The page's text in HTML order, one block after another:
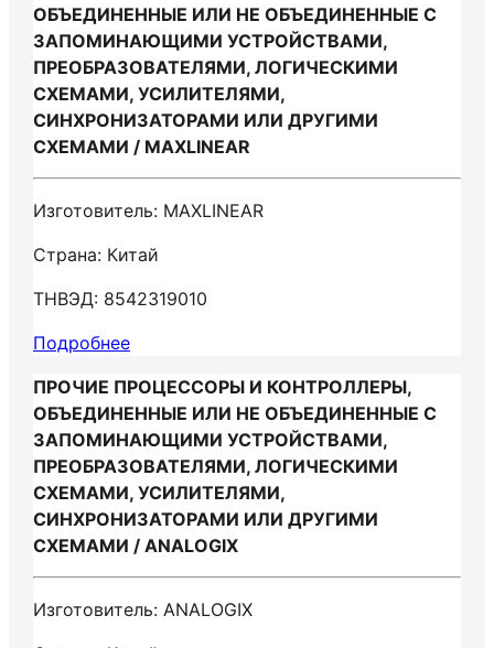
ОБЪЕДИНЕННЫЕ ИЛИ НЕ ОБЪЕДИНЕННЫЕ С
ЗАПОМИНАЮЩИМИ УСТРОЙСТВАМИ,
ПРЕОБРАЗОВАТЕЛЯМИ, ЛОГИЧЕСКИМИ
СХЕМАМИ, УСИЛИТЕЛЯМИ,
СИНХРОНИЗАТОРАМИ ИЛИ ДРУГИМИ
СХЕМАМИ / MAXLINEAR
Изготовитель: MAXLINEAR
Страна: Китай
ТНВЭД: 8542319010
Подробнее
ПРОЧИЕ ПРОЦЕССОРЫ И КОНТРОЛЛЕРЫ,
ОБЪЕДИНЕННЫЕ ИЛИ НЕ ОБЪЕДИНЕННЫЕ С
ЗАПОМИНАЮЩИМИ УСТРОЙСТВАМИ,
ПРЕОБРАЗОВАТЕЛЯМИ, ЛОГИЧЕСКИМИ
СХЕМАМИ, УСИЛИТЕЛЯМИ,
СИНХРОНИЗАТОРАМИ ИЛИ ДРУГИМИ
СХЕМАМИ / ANALOGIX
Изготовитель: ANALOGIX